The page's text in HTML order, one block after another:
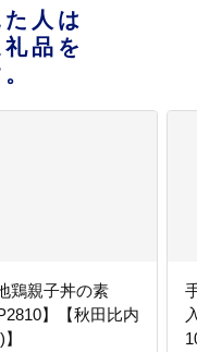
人は
品を
鶏親子丼の素
】【秋田比内